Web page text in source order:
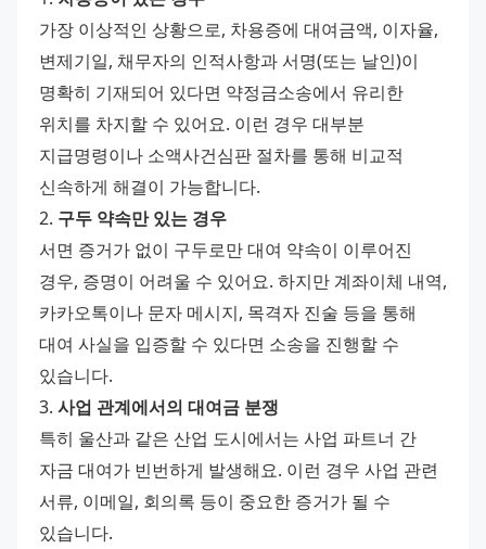
가장 이상적인 상황으로, 차용증에 대여금액, 이자율,
변제기일, 채무자의 인적사항과 서명(또는 날인)이
명확히 기재되어 있다면 약정금소송에서 유리한
위치를 차지할 수 있어요. 이런 경우 대부분
지급명령이나 소액사건심판 절차를 통해 비교적
신속하게 해결이 가능합니다.
2. 구두 약속만 있는 경우
서면 증거가 없이 구두로만 대여 약속이 이루어진
경우, 증명이 어려울 수 있어요. 하지만 계좌이체 내역,
카카오톡이나 문자 메시지, 목격자 진술 등을 통해
대여 사실을 입증할 수 있다면 소송을 진행할 수
있습니다.
3. 사업 관계에서의 대여금 분쟁
특히 울산과 같은 산업 도시에서는 사업 파트너 간
자금 대여가 빈번하게 발생해요. 이런 경우 사업 관련
서류, 이메일, 회의록 등이 중요한 증거가 될 수
있습니다.